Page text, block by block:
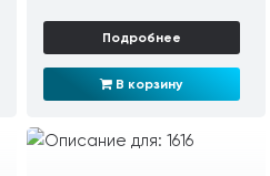
Подробнее
В корзину